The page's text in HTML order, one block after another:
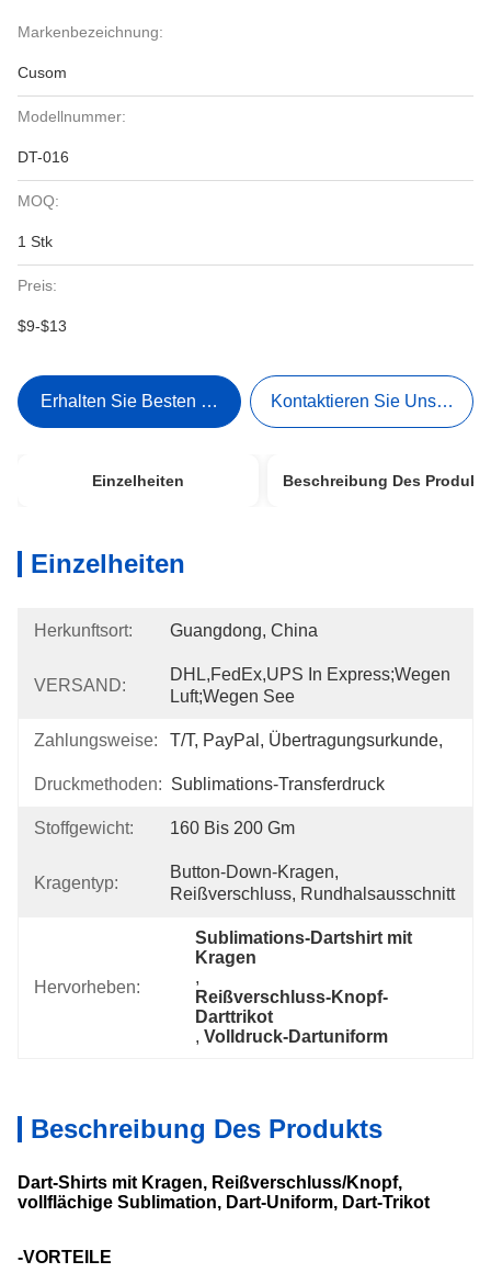
Markenbezeichnung:
Cusom
Modellnummer:
DT-016
MOQ:
1 Stk
Preis:
$9-$13
Erhalten Sie Besten Preis Kontaktieren Sie Uns Jetzt
Einzelheiten Beschreibung Des
Einzelheiten
Herkunftsort: Guangdong, China
VERSAND:
DHL,FedEx,UPS In Express;Wegen
Luft;Wegen See
Zahlungsweise: T/T, PayPal, Übertragungsurkunde,
Druckmethoden: Sublimations-Transferdruck
Stoffgewicht: 160 Bis 200 Gm
Kragentyp:
Button-Down-Kragen,
Reißverschluss, Rundhalsausschnitt
Hervorheben:
Sublimations-Dartshirt mit
Kragen
,
Reißverschluss-Knopf-
Darttrikot
, Volldruck-Dartuniform
Beschreibung Des Produkts
Dart-Shirts mit Kragen, Reißverschluss/Knopf,
vollflächige Sublimation, Dart-Uniform, Dart-Trikot
-VORTEILE